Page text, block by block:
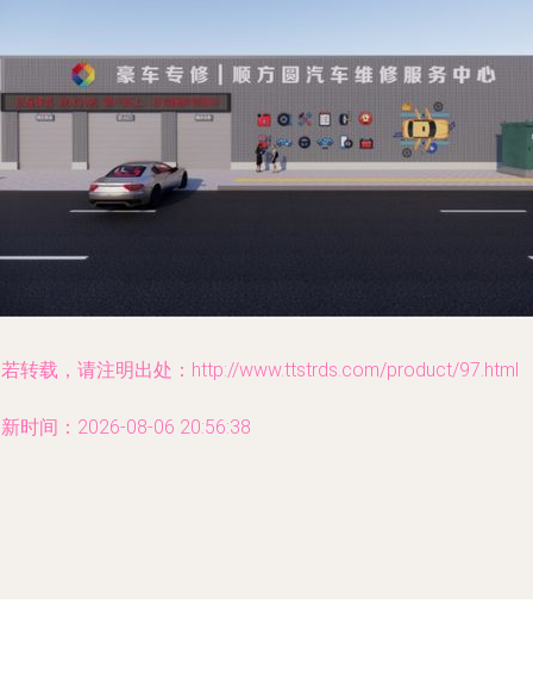
转载，请注明出处：http://www.ttstrds.com/product/97.html
时间：2026-08-06 20:56:38